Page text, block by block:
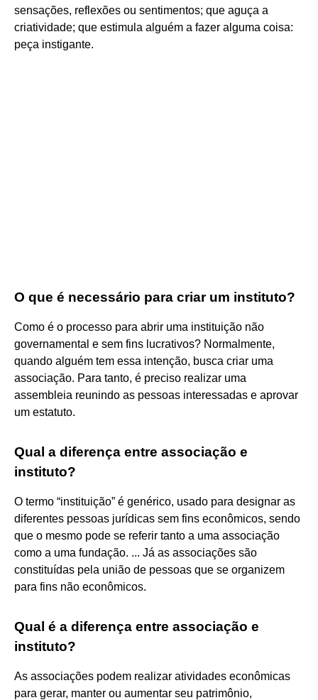
sensações, reflexões ou sentimentos; que aguça a
criatividade; que estimula alguém a fazer alguma coisa:
peça instigante.
O que é necessário para criar um instituto?
Como é o processo para abrir uma instituição não
governamental e sem fins lucrativos? Normalmente,
quando alguém tem essa intenção, busca criar uma
associação. Para tanto, é preciso realizar uma
assembleia reunindo as pessoas interessadas e aprovar
um estatuto.
Qual a diferença entre associação e
instituto?
O termo “instituição” é genérico, usado para designar as
diferentes pessoas jurídicas sem fins econômicos, sendo
que o mesmo pode se referir tanto a uma associação
como a uma fundação. ... Já as associações são
constituídas pela união de pessoas que se organizem
para fins não econômicos.
Qual é a diferença entre associação e
instituto?
As associações podem realizar atividades econômicas
para gerar, manter ou aumentar seu patrimônio,